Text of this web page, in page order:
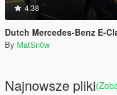
4.38
Dutch Mercedes-Benz E-
By MatSn0w
Najnowsze pliki